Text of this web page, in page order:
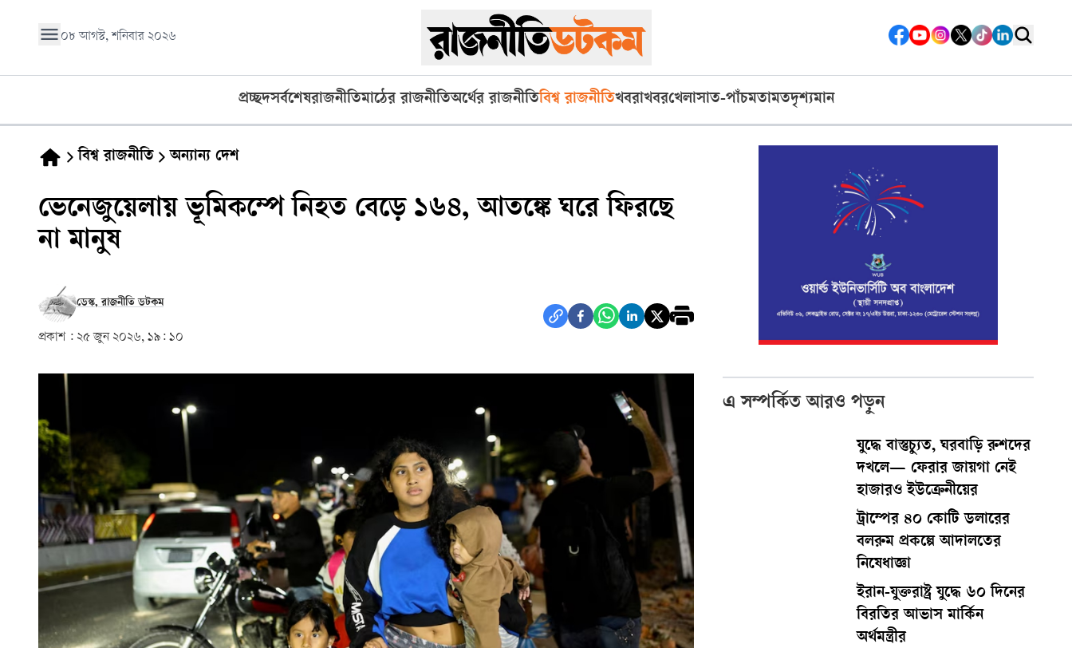
০৮ আগস্ট, শনিবার ২০২৬
প্রচ্ছদসর্বশেষরাজনীতিমাঠের রাজনীতিঅর্থের রাজনীতিবিশ্ব রাজনীতিখবরাখবরখেলাসাত-পাঁচমতামতদৃশ্যমান
বিশ্ব রাজনীতি অন্যান্য দেশ
ভেনেজুয়েলায় ভূমিকম্পে নিহত বেড়ে ১৬৪, আতঙ্কে ঘরে ফিরছে
না মানুষ
ডেস্ক, রাজনীতি ডটকম
প্রকাশ : ২৫ জুন ২০২৬, ১৯: ১০
এ সম্পর্কিত আরও পড়ুন
যুদ্ধে বাস্তুচ্যুত, ঘরবাড়ি রুশদের
দখলে— ফেরার জায়গা নেই
হাজারও ইউক্রেনীয়ের
ট্রাম্পের ৪০ কোটি ডলারের
বলরুম প্রকল্পে আদালতের
নিষেধাজ্ঞা
ইরান-যুক্তরাষ্ট্র যুদ্ধে ৬০ দিনের
বিরতির আভাস মার্কিন
অর্থমন্ত্রীর